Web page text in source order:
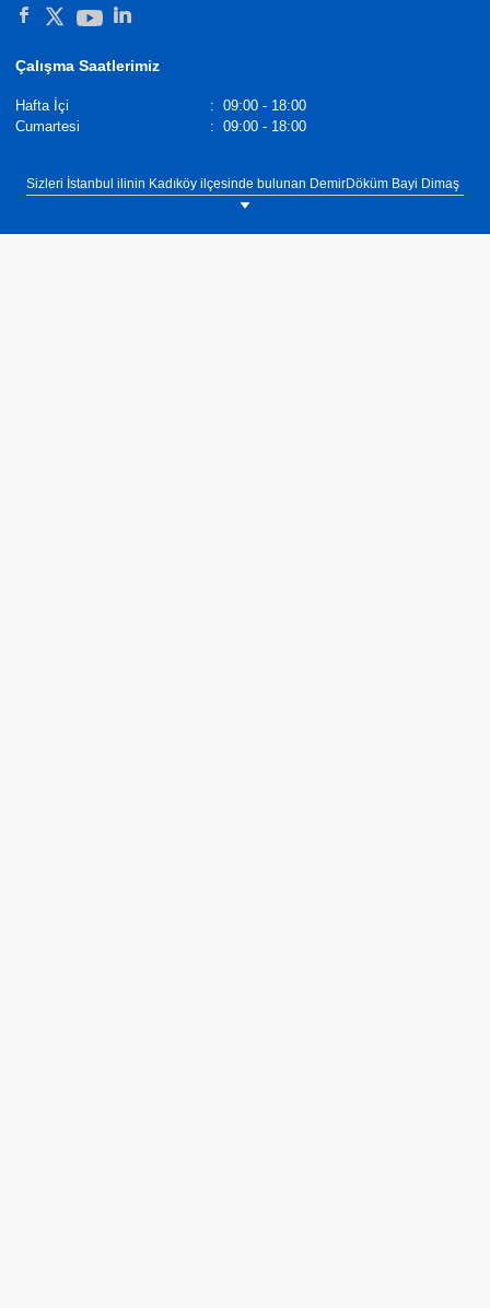
Çalışma Saatlerimiz
Hafta İçi : 09:00 - 18:00
Cumartesi
: 09:00 - 18:00
Sizleri İstanbul ilinin Kadıköy ilçesinde bulunan DemirDöküm Bayi Dimaş
showroomumuza bekliyoruz. Tel: 0(216) 330 88 16 DemirDöküm